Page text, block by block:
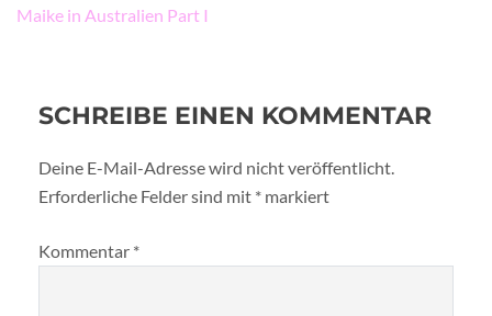
Maike in Australien Part I
SCHREIBE EINEN KOMMENTAR
Deine E-Mail-Adresse wird nicht veröffentlicht.
Erforderliche Felder sind mit * markiert
Kommentar *